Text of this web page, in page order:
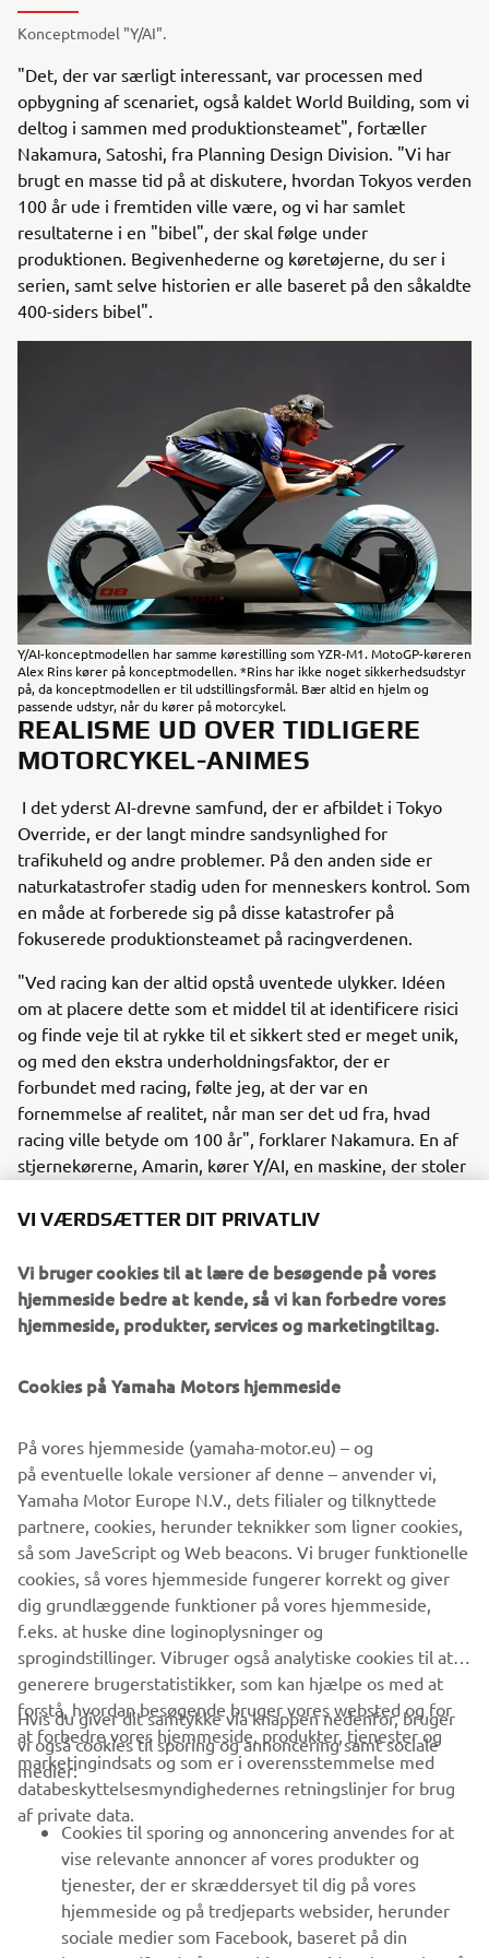
Konceptmodel "Y/AI".
"Det, der var særligt interessant, var processen med
opbygning af scenariet, også kaldet World Building, som vi
deltog i sammen med produktionsteamet", fortæller
Nakamura, Satoshi, fra Planning Design Division. "Vi har
brugt en masse tid på at diskutere, hvordan Tokyos verden
100 år ude i fremtiden ville være, og vi har samlet
resultaterne i en "bibel", der skal følge under
produktionen. Begivenhederne og køretøjerne, du ser i
serien, samt selve historien er alle baseret på den såkaldte
400-siders bibel".
Y/AI-konceptmodellen har samme kørestilling som YZR-M1. MotoGP-køreren
Alex Rins kører på konceptmodellen. *Rins har ikke noget sikkerhedsudstyr
på, da konceptmodellen er til udstillingsformål. Bær altid en hjelm og
passende udstyr, når du kører på motorcykel.
REALISME UD OVER TIDLIGERE
MOTORCYKEL-ANIMES
I det yderst AI-drevne samfund, der er afbildet i Tokyo
Override, er der langt mindre sandsynlighed for
trafikuheld og andre problemer. På den anden side er
naturkatastrofer stadig uden for menneskers kontrol. Som
en måde at forberede sig på disse katastrofer på
fokuserede produktionsteamet på racingverdenen.
"Ved racing kan der altid opstå uventede ulykker. Idéen
om at placere dette som et middel til at identificere risici
og finde veje til at rykke til et sikkert sted er meget unik,
og med den ekstra underholdningsfaktor, der er
forbundet med racing, følte jeg, at der var en
fornemmelse af realitet, når man ser det ud fra, hvad
racing ville betyde om 100 år", forklarer Nakamura. En af
stjernekørerne, Amarin, kører Y/AI, en maskine, der stoler
det fremtidige motorcykeldesign bevarer kørerens
position som på MotoGP-maskinen "YZR-M1", mens
formen på motorcyklen balancerer sammenhængen
mellem avanceret design og produktdesign. Der er også
planen skal afsløres på Motor Expo 2024 i Thailand i
"Historien er baseret på de sociale strukturer, teknologi og
folks værdier 100 år ude i fremtiden, som vi skabte i
World Building-bibeln. Hvis du ser serien, mens du
forestiller dig, hvordan disse ting hænger sammen, finder
du det måske endnu mere interessant", siger Nakamura.
"Jeg kender ikke slutningen endnu. Som seer vil jeg gerne
fordybe mig i en verden og dens historie, når jeg ser den".
LÆS MERE OM PROJEKTET
VIRKSOMHED
MERE YAMAHA
VI VÆRDSÆTTER DIT PRIVATLIV
Vi bruger cookies til at lære de besøgende på vores
hjemmeside bedre at kende, så vi kan forbedre vores
hjemmeside, produkter, services og marketingtiltag.
Cookies på Yamaha Motors hjemmeside
På vores hjemmeside (yamaha-motor.eu) – og
på eventuelle lokale versioner af denne – anvender vi,
Yamaha Motor Europe N.V., dets filialer og tilknyttede
partnere, cookies, herunder teknikker som ligner cookies,
så som JaveScript og Web beacons. Vi bruger funktionelle
cookies, så vores hjemmeside fungerer korrekt og giver
dig grundlæggende funktioner på vores hjemmeside,
f.eks. at huske dine loginoplysninger og
sprogindstillinger. Vibruger også analytiske cookies til at
generere brugerstatistikker, som kan hjælpe os med at
forstå, hvordan besøgende bruger vores websted og for
at forbedre vores hjemmeside, produkter, tjenester og
marketingindsats og som er i overensstemmelse med
databeskyttelsesmyndighedernes retningslinjer for brug
af private data.
Hvis du giver dit samtykke via knappen nedenfor, bruger
vi også cookies til sporing og annoncering samt sociale
medier:
Cookies til sporing og annoncering anvendes for at
vise relevante annoncer af vores produkter og
tjenester, der er skræddersyet til dig på vores
hjemmeside og på tredjeparts websider, herunder
sociale medier som Facebook, baseret på din